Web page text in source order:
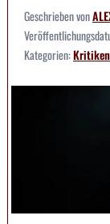
Geschrieben von
Kategorien:Kritiken